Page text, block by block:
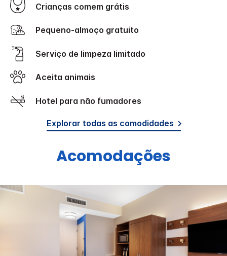
Crianças comem grátis
Pequeno-almoço gratuito
Serviço de limpeza limitado
Aceita animais
Hotel para não fumadores
Explorar todas as comodidades
Acomodações